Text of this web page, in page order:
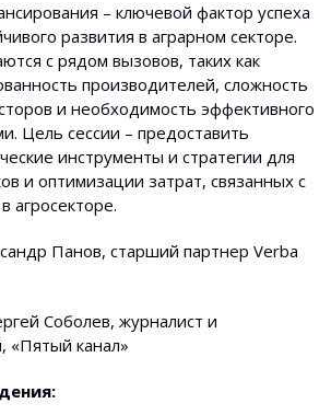
– ключевой фактор успеха
развития в аграрном секторе.
с рядом вызовов, таких как
производителей, сложность
и необходимость эффективного
Цель сессии – предоставить
инструменты и стратегии для
и оптимизации затрат, связанных с
агросекторе.
Панов, старший партнер Verba
Соболев, журналист и
«Пятый канал»